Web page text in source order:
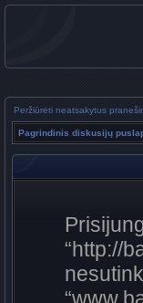
Peržiūrėti neatsakytus
Pagrindinis diskusijų
“http://